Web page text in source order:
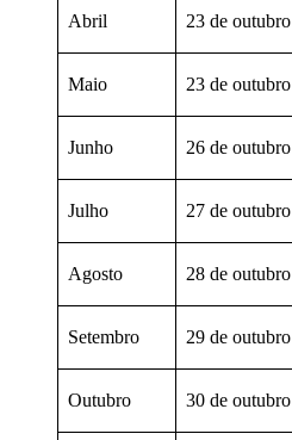
Abril 23 de outubro
Maio 23 de outubro
Junho 26 de outubro
Julho 27 de outubro
Agosto 28 de outubro
Setembro 29 de outubro
Outubro 30 de outubro